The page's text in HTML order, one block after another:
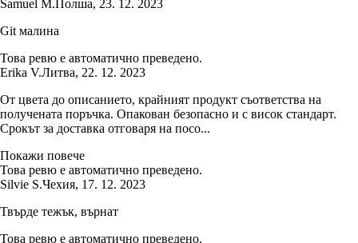
Samuel M.Полша, 23. 12. 2023
Git малина
Това ревю е автоматично преведено.
Erika V.Литва, 22. 12. 2023
От цвета до описанието, крайният продукт съответства на
получената поръчка. Опакован безопасно и с висок стандарт.
Срокът за доставка отговаря на посо...
Покажи повече
Това ревю е автоматично преведено.
Silvie S.Чехия, 17. 12. 2023
Твърде тежък, върнат
Това ревю е автоматично преведено.